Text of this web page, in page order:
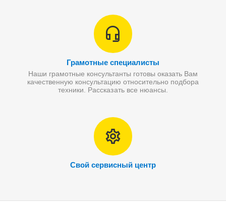
Грамотные специалисты
Наши грамотные консультанты готовы оказать Вам
качественную консультацию относительно подбора
техники. Рассказать все нюансы.
Свой сервисный центр